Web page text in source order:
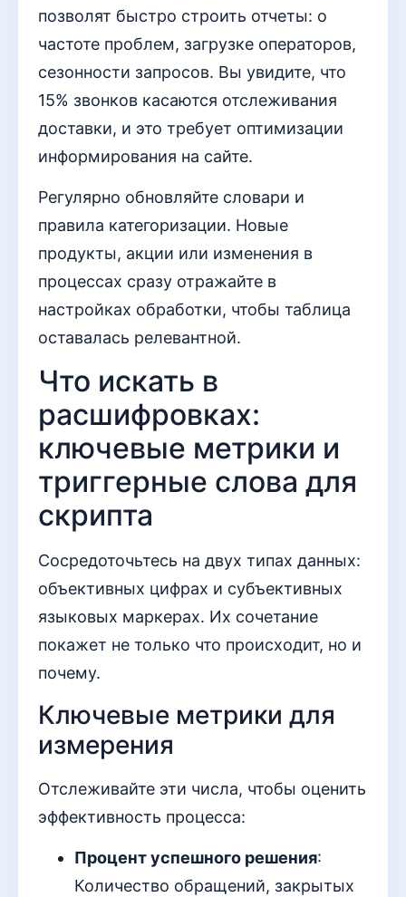
позволят быстро строить отчеты: о
частоте проблем, загрузке операторов,
сезонности запросов. Вы увидите, что
15% звонков касаются отслеживания
доставки, и это требует оптимизации
информирования на сайте.
Регулярно обновляйте словари и
правила категоризации. Новые
продукты, акции или изменения в
процессах сразу отражайте в
настройках обработки, чтобы таблица
оставалась релевантной.
Что искать в
расшифровках:
ключевые метрики и
триггерные слова для
скрипта
Сосредоточьтесь на двух типах данных:
объективных цифрах и субъективных
языковых маркерах. Их сочетание
покажет не только что происходит, но и
почему.
Ключевые метрики для
измерения
Отслеживайте эти числа, чтобы оценить
эффективность процесса:
Процент успешного решения:
Количество обращений, закрытых